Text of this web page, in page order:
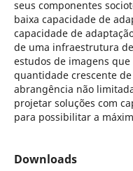
seus componentes
baixa capacidade de
capacidade de
de uma infraestrutura
estudos de imagens
quantidade crescente
abrangência não
projetar soluções com
para possibilitar a
Downloads